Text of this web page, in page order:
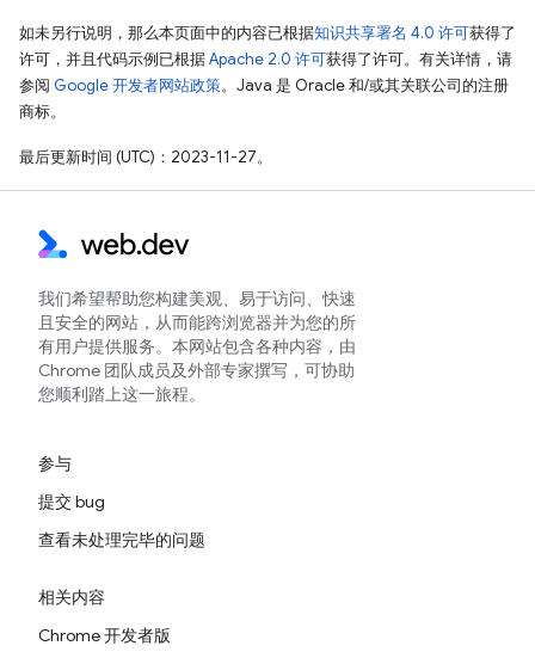
如未另行说明，那么本页面中的内容已根据知识共享署名 4.0 许可获得了
许可，并且代码示例已根据Apache 2.0 许可获得了许可。有关详情，请
参阅 Google 开发者网站政策。Java 是 Oracle 和/或其关联公司的注册
商标。
最后更新时间 (UTC)：2023-11-27。
我们希望帮助您构建美观、易于访问、快速
且安全的网站，从而能跨浏览器并为您的所
有用户提供服务。本网站包含各种内容，由
Chrome 团队成员及外部专家撰写，可协助
您顺利踏上这一旅程。
参与
提交 bug
查看未处理完毕的问题
相关内容
Chrome 开发者版